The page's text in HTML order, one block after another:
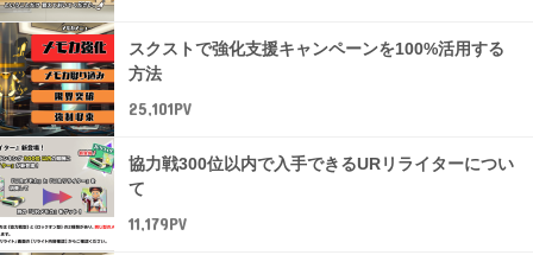
スクストで強化支援キャンペーンを100%活用する
方法
25,101PV
協力戦300位以内で入手できるURリライターについ
て
11,179PV